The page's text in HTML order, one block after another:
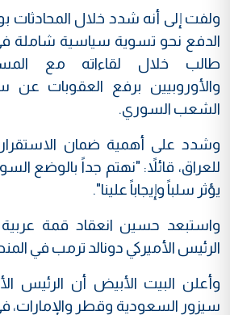
ولفت إلى أنه شدد خلال
الدفع نحو تسوية سياسية شاملة
طالب خلال لقاءاته مع
والأوروبيين برفع العقوبات عن
الشعب السوري.
وشدد على أهمية ضمان
للعراق، قائلاً: "نهتم جداً بالوضع
يؤثر سلباً وإيجاباً علينا".
واستبعد حسين انعقاد قمة
الرئيس الأميركي دونالد ترمب في
وأعلن البيت الأبيض أن الرئيس